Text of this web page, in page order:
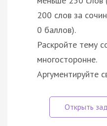
200 слов за
0 баллов).
Раскройте тему
многосторонне.
Аргументируйте